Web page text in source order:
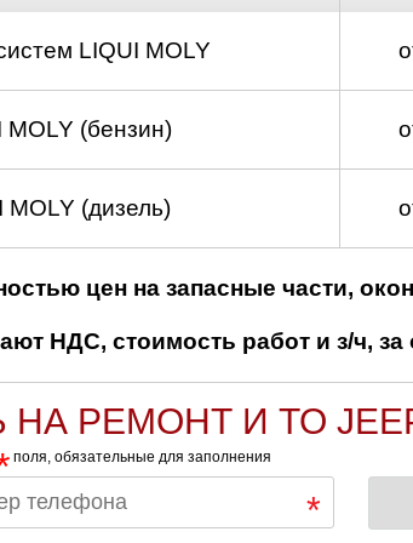
LIQUI MOLY
(бензин)
(дизель)
цен на запасные части,
НДС, стоимость работ и з/ч, за
НА РЕМОНТ И ТО
поля, обязательные для заполнения